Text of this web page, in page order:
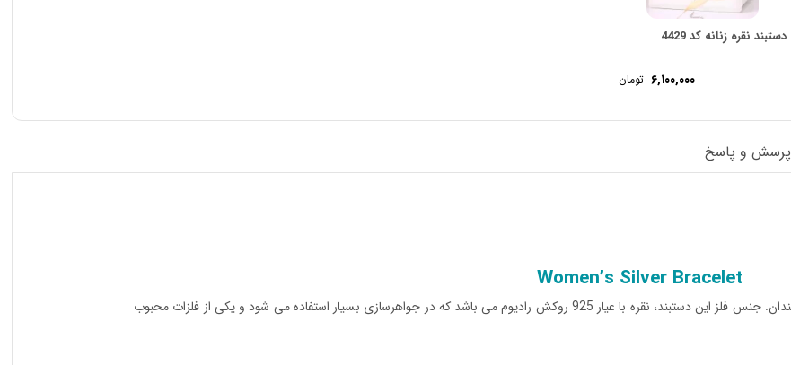
دستبند نقره زنانه کد 4429
۶,۱۰۰,۰۰۰ تومان
پرسش و پاسخ
Women’s Silver Bracelet
دستبند نقره زنانه با طراحی چشم زخم، اثری زیبا و شیک برای خاص پسندان. جنس فلز این دستبند، نقره با عیار 925 روکش رادیوم می باشد که در جواهرسازی بسیار استفاده می شود و یکی از فلزات محبوب